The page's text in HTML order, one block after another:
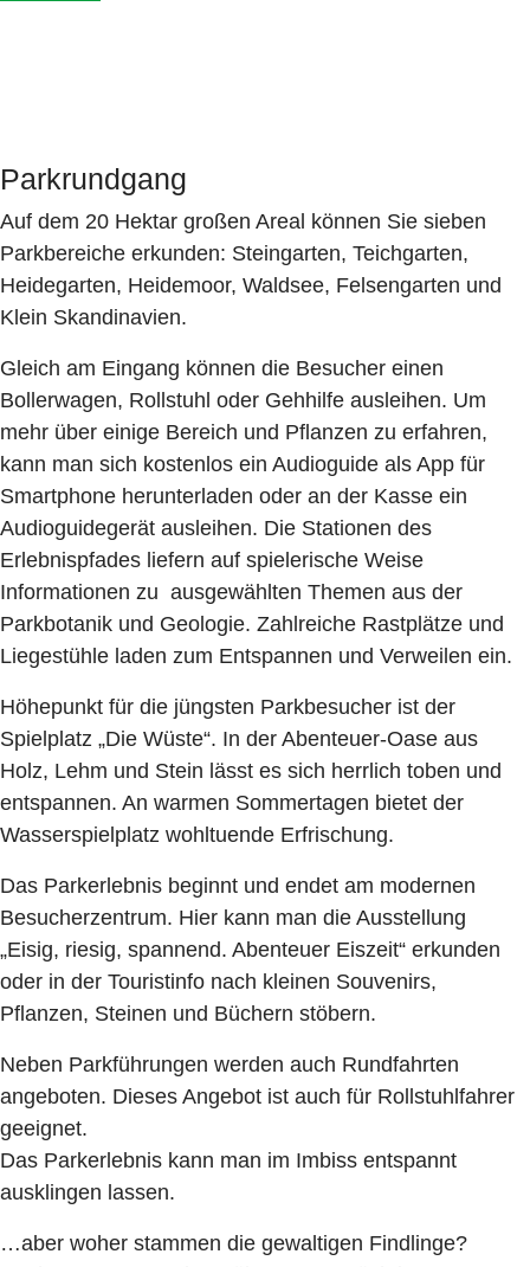
Parkrundgang
Auf dem 20 Hektar großen Areal können Sie sieben
Parkbereiche erkunden: Steingarten, Teichgarten,
Heidegarten, Heidemoor, Waldsee, Felsengarten und
Klein Skandinavien.
Gleich am Eingang können die Besucher einen
Bollerwagen, Rollstuhl oder Gehhilfe ausleihen. Um
mehr über einige Bereich und Pflanzen zu erfahren,
kann man sich kostenlos ein Audioguide als App für
Smartphone herunterladen oder an der Kasse ein
Audioguidegerät ausleihen. Die Stationen des
Erlebnispfades liefern auf spielerische Weise
Informationen zu ausgewählten Themen aus der
Parkbotanik und Geologie. Zahlreiche Rastplätze und
Liegestühle laden zum Entspannen und Verweilen ein.
Höhepunkt für die jüngsten Parkbesucher ist der
Spielplatz „Die Wüste“. In der Abenteuer-Oase aus
Holz, Lehm und Stein lässt es sich herrlich toben und
entspannen. An warmen Sommertagen bietet der
Wasserspielplatz wohltuende Erfrischung.
Das Parkerlebnis beginnt und endet am modernen
Besucherzentrum. Hier kann man die Ausstellung
„Eisig, riesig, spannend. Abenteuer Eiszeit“ erkunden
oder in der Touristinfo nach kleinen Souvenirs,
Pflanzen, Steinen und Büchern stöbern.
Neben Parkführungen werden auch Rundfahrten
angeboten. Dieses Angebot ist auch für Rollstuhlfahrer
geeignet.
Das Parkerlebnis kann man im Imbiss entspannt
ausklingen lassen.
…aber woher stammen die gewaltigen Findlinge?